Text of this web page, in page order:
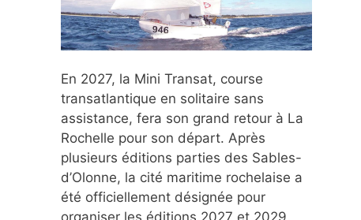
En 2027, la Mini Transat, course
transatlantique en solitaire sans
assistance, fera son grand retour à La
Rochelle pour son départ. Après
plusieurs éditions parties des Sables-
d’Olonne, la cité maritime rochelaise a
été officiellement désignée pour
organiser les éditions 2027 et 2029,